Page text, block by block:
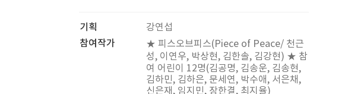
기획
강연섭
참여작가
★ 피스오브피스(Piece of Peace/ 천근
성, 이연우, 박상현, 김한솔, 김강현) ★ 참
여 어린이 12명(김공명, 김송운, 김송현,
김하민, 김하은, 문세연, 박수애, 서은채,
신은재, 임지민, 장한결, 최지율)